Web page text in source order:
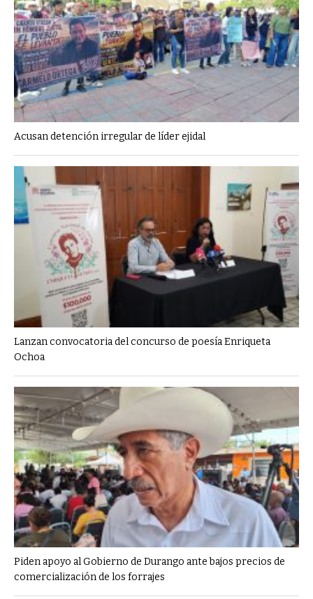
Acusan detención irregular de líder ejidal
Lanzan convocatoria del concurso de poesía Enriqueta
Ochoa
Piden apoyo al Gobierno de Durango ante bajos precios de
comercialización de los forrajes